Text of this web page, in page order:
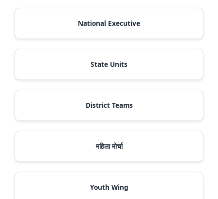
National Executive
State Units
District Teams
महिला मोर्चा
Youth Wing